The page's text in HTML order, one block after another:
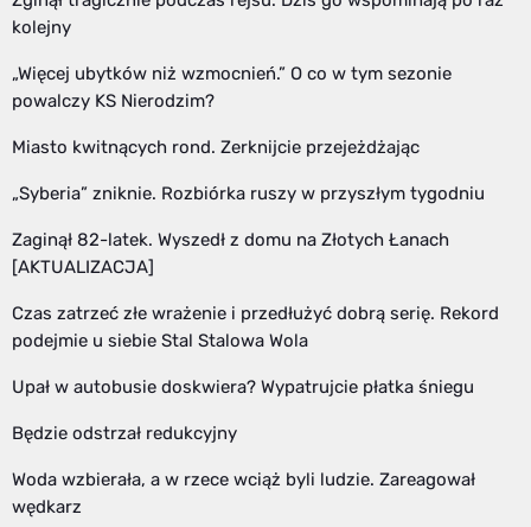
kolejny
„Więcej ubytków niż wzmocnień.” O co w tym sezonie
powalczy KS Nierodzim?
Miasto kwitnących rond. Zerknijcie przejeżdżając
„Syberia” zniknie. Rozbiórka ruszy w przyszłym tygodniu
Zaginął 82-latek. Wyszedł z domu na Złotych Łanach
[AKTUALIZACJA]
Czas zatrzeć złe wrażenie i przedłużyć dobrą serię. Rekord
podejmie u siebie Stal Stalowa Wola
Upał w autobusie doskwiera? Wypatrujcie płatka śniegu
Będzie odstrzał redukcyjny
Woda wzbierała, a w rzece wciąż byli ludzie. Zareagował
wędkarz